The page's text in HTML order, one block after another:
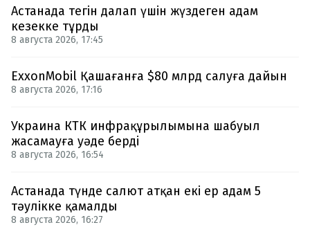
Астанада тегін далап үшін жүздеген адам
кезекке тұрды
8 августа 2026, 17:45
ExxonMobil Қашағанға $80 млрд салуға дайын
8 августа 2026, 17:16
Украина КТК инфрақұрылымына шабуыл
жасамауға уәде берді
8 августа 2026, 16:54
Астанада түнде салют атқан екі ер адам 5
тәулікке қамалды
8 августа 2026, 16:27